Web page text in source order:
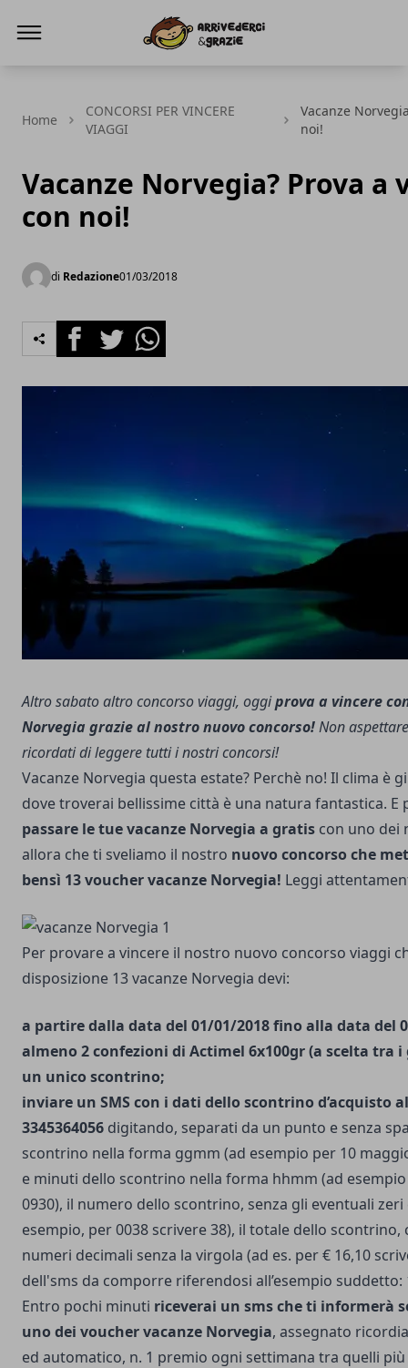
Home
CONCORSI PER VINCERE
VIAGGI
Vacanze
noi!
Vacanze Norvegia? Prova a
con noi!
di Redazione01/03/2018
FacebookTwitterWhatsapp
Altro sabato altro concorso viaggi, oggiprova a vincere
Norvegia grazie al nostro nuovo concorso!Non
ricordati di leggere tutti i nostri concorsi!
Vacanze Norvegia questa estate? Perchè no! Il clima è
dove troverai bellissime città è una natura fantastica. E
passare le tue vacanze Norvegia a gratis con uno dei
allora che ti sveliamo il nostro nuovo concorso che
bensì 13 voucher vacanze Norvegia! Leggi
Per provare a vincere il nostro nuovo concorso viaggi
disposizione 13 vacanze Norvegia devi:
a partire dalla data del 01/01/2018 fino alla data del
almeno 2 confezioni di Actimel 6x100gr (a scelta tra
un unico scontrino;
inviare un SMS con i dati dello scontrino d’acquisto
3345364056 digitando, separati da un punto e senza
scontrino nella forma ggmm (ad esempio per 10
e minuti dello scontrino nella forma hhmm (ad
0930), il numero dello scontrino, senza gli eventuali
esempio, per 0038 scrivere 38), il totale dello
numeri decimali senza la virgola (ad es. per € 16,10
dell'sms da comporre riferendosi all’esempio suddetto:
Entro pochi minuti riceverai un sms che ti informerà
uno dei voucher vacanze Norvegia, assegnato
ed automatico, n. 1 premio ogni settimana tra quelli